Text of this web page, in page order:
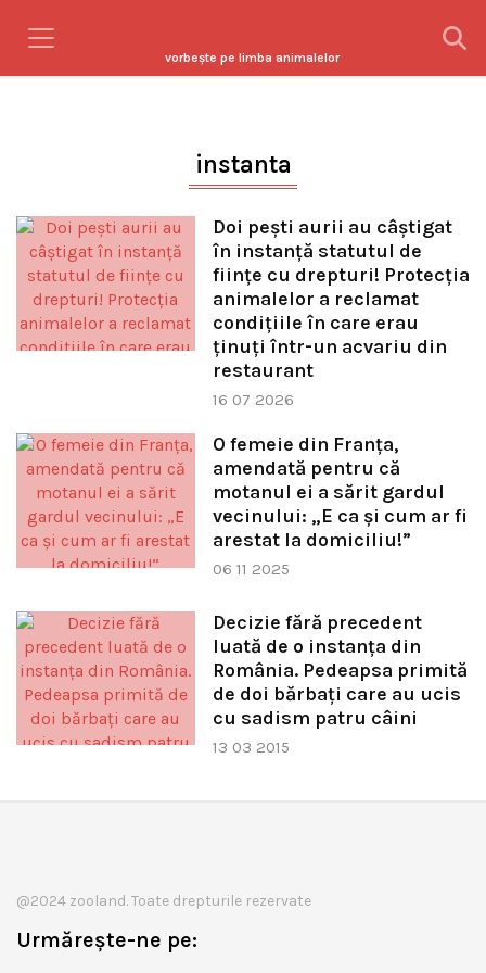
vorbeşte pe limba animalelor
instanta
Doi pești aurii au câștigat
în instanță statutul de
ființe cu drepturi! Protecția
animalelor a reclamat
condițiile în care erau
ținuți într-un acvariu din
restaurant
16 07 2026
O femeie din Franța,
amendată pentru că
motanul ei a sărit gardul
vecinului: „E ca și cum ar fi
arestat la domiciliu!”
06 11 2025
Decizie fără precedent
luată de o instanţa din
România. Pedeapsa primită
de doi bărbaţi care au ucis
cu sadism patru câini
13 03 2015
@2024 zooland. Toate drepturile rezervate
Urmărește-ne pe: